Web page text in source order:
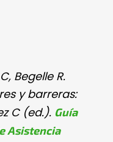
Begelle R.
y barreras:
C (ed.). Guía
Asistencia